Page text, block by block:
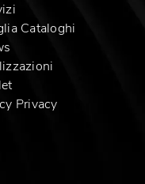
Cataloghi
Privacy